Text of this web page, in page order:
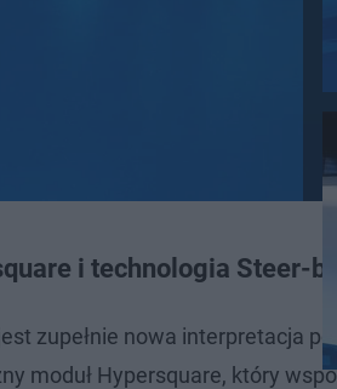
i technologia Steer-
zupełnie nowa interpretacja
moduł Hypersquare, który